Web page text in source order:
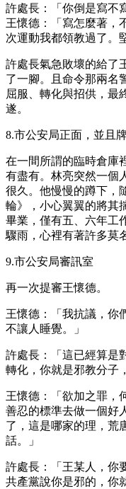
許處長：「你倒是寫不
王懷德：「寫怎麼著，
次運動我都領教過了。
許處長氣急敗壞的給了
了一腳。且命令那兩名
屈服、轉化與招供，最
遂。
8.市公安局正面，並且
在一間所謂的臨時倉庫
有盡有。林亮突然一個
很久。他慢慢的蹲下，
輪》，小心翼翼的將其
畢業，僅有五、六年工
驟雨，心裡有著許多莫
9.市公安局審訊室
再一次提審王懷德。
王懷德：「我抗議，你
不讓人睡覺。」
許處長：「這已經算是
轉化，你就是邪教分子
王懷德：「欲加之罪，
善忍的標準去做一個好
了，這是哪家的理，荒
話。」
許處長：「王某人，你
共產黨說你是邪的，你